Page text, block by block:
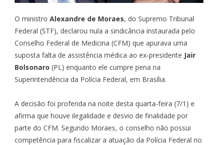
O ministro Alexandre de Moraes, do Supremo Tribunal
Federal (STF), declarou nula a sindicância instaurada pelo
Conselho Federal de Medicina (CFM) que apurava uma
suposta falta de assistência médica ao ex-presidente Jair
Bolsonaro (PL) enquanto ele cumpre pena na
Superintendência da Polícia Federal, em Brasília.
A decisão foi proferida na noite desta quarta-feira (7/1) e
afirma que houve ilegalidade e desvio de finalidade por
parte do CFM. Segundo Moraes, o conselho não possui
competência para fiscalizar a atuação da Polícia Federal no